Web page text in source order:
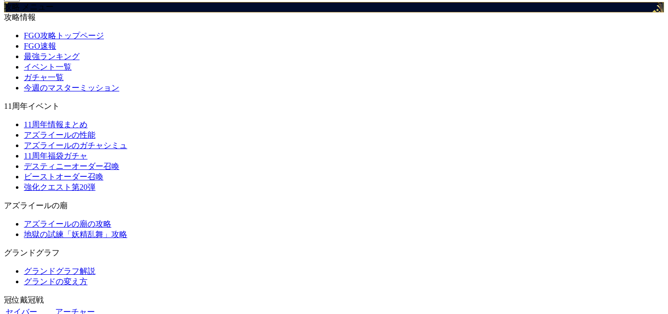
攻略 メニュー
攻略情報
FGO攻略トップページ
FGO速報
最強ランキング
イベント一覧
ガチャ一覧
今週のマスターミッション
11周年イベント
11周年情報まとめ
アズライールの性能
アズライールのガチャシミュ
11周年福袋ガチャ
デスティニーオーダー召喚
ビーストオーダー召喚
強化クエスト第20弾
アズライールの廟
アズライールの廟の攻略
地獄の試練「妖精乱舞」攻略
グランドグラフ
グランドグラフ解説
グランドの変え方
冠位戴冠戦
セイバー
アーチャー